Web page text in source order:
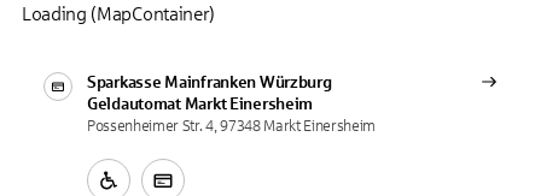
Sparkasse Mainfranken Würzburg
Geldautomat Markt Einersheim
Possenheimer Str. 4, 97348 Markt Einersheim
Loading (MapContainer)